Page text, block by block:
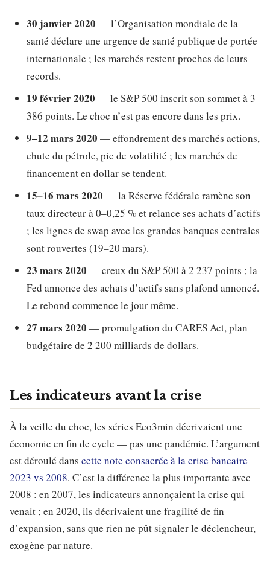
30 janvier 2020 — l’Organisation mondiale de la
santé déclare une urgence de santé publique de portée
internationale ; les marchés restent proches de leurs
records.
19 février 2020 — le S&P 500 inscrit son sommet à 3
386 points. Le choc n’est pas encore dans les prix.
9–12 mars 2020 — effondrement des marchés actions,
chute du pétrole, pic de volatilité ; les marchés de
financement en dollar se tendent.
15–16 mars 2020 — la Réserve fédérale ramène son
taux directeur à 0–0,25 % et relance ses achats d’actifs
; les lignes de swap avec les grandes banques centrales
sont rouvertes (19–20 mars).
23 mars 2020 — creux du S&P 500 à 2 237 points ; la
Fed annonce des achats d’actifs sans plafond annoncé.
Le rebond commence le jour même.
27 mars 2020 — promulgation du CARES Act, plan
budgétaire de 2 200 milliards de dollars.
Les indicateurs avant la crise
À la veille du choc, les séries Eco3min décrivaient une
économie en fin de cycle — pas une pandémie. L’argument
est déroulé dans cette note consacrée à la crise bancaire
2023 vs 2008. C’est la différence la plus importante avec
2008 : en 2007, les indicateurs annonçaient la crise qui
venait ; en 2020, ils décrivaient une fragilité de fin
d’expansion, sans que rien ne pût signaler le déclencheur,
exogène par nature.